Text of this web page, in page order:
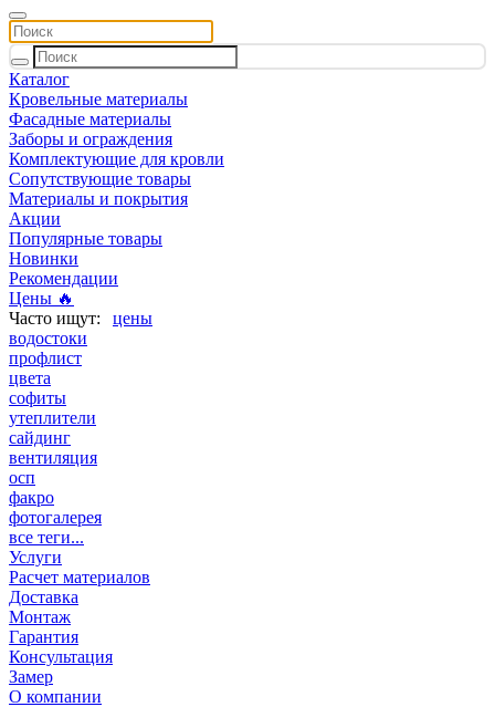
Каталог
Кровельные материалы
Фасадные материалы
Заборы и ограждения
Комплектующие для кровли
Сопутствующие товары
Материалы и покрытия
Акции
Популярные товары
Новинки
Рекомендации
Цены 🔥
цены
водостоки
профлист
цвета
софиты
утеплители
сайдинг
вентиляция
осп
факро
фотогалерея
все теги...
Услуги
Расчет материалов
Доставка
Монтаж
Гарантия
Консультация
Замер
О компании